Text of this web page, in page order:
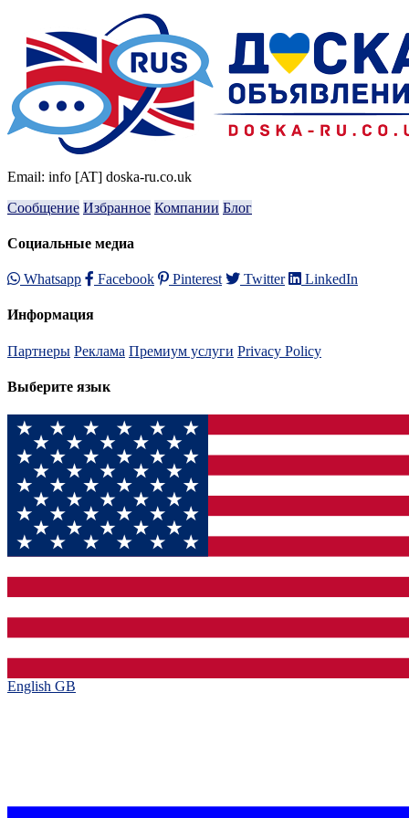
Email: info [AT] doska-ru.co.uk
Сообщение Избранное Компании Блог
Социальные медиа
Whatsapp Facebook Pinterest Twitter LinkedIn
Информация
Партнеры Реклама Премиум услуги Privacy Policy
Выберите язык
English GB‎